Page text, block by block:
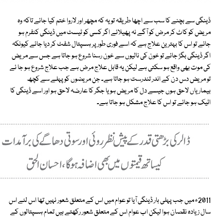
ڈینگی سے بچنے کا سب سے اچھا طریقہ تو یہ کہ مچھر اور لاروا ختم کیا جائے تاکہ وہ
مریض کو کاٹ کر مرض کو آگے نہ پھیلائے اگر کسی کو ٹیسٹ میں ڈینگی کنفرم ہو
جائے تو اس کا بہترین علاج ہے کہ اسے فوری طورپر ہسپتال شفٹ کر دیا جائے کیونکہ
اگر ڈینگی بگڑ جائے تو خون کی نالیوں سے خون رسنا شروع ہو جاتا ہے جس سے مریض
کی موت بھی واقع ہو سکتی ہے لیکن یہ قابل علاج مرض ہے جب علاج شروع ہو جا ئے
تو مریض دس دن کے اندر تندرست ہو جاتا ہے۔ جن مریضوں کو پہلے سے کچھ
بیماریاں لاحق ہوں جیسے دل کا مریض ہو یا جگر کا عارضہ لاحق ہو اور اسے ڈینگی کا
اٹیک ہو جائے تو اس کا علاج مشکل ہو جاتا ہے۔
2011ء میں جب پہلی بار ڈینگی آیا تو عوام میں اس کے متعلق شعور نہیں تھا اس لئے اس
سال زیادہ نقصان ہوا لیکن اب عوام اس کے متعلق شعور رکھتے ہیں تمام ہسپتالوں کے